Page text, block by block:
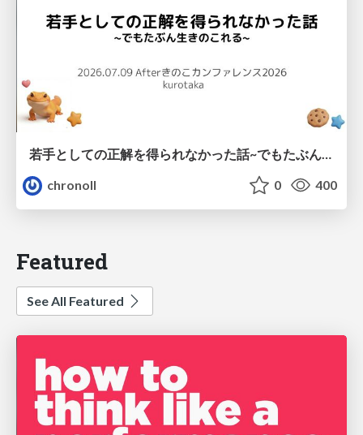
若手としての正解を得られなかった話~でもたぶん生きのこれる~
chronoll
0 400
Featured
See All Featured